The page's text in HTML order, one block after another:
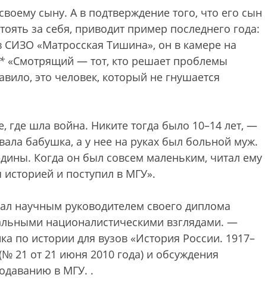
сыну. А в подтверждение того, что его сын
за себя, приводит пример последнего года:
«Матросская Тишина», он в камере на
* «Смотрящий — тот, кто решает проблемы
это человек, который не гнушается
где шла война. Никите тогда было 10–14 лет, —
бабушка, а у нее на руках был больной муж.
Когда он был совсем маленьким, читал ему
и поступил в МГУ».
научным руководителем своего диплома
националистическими взглядами. —
по истории для вузов «История России. 1917–
21 от 21 июня 2010 года) и обсуждения
в МГУ. .